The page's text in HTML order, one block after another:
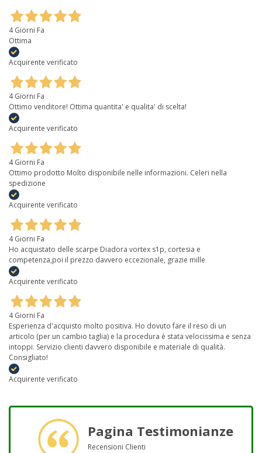
4 Giorni Fa
Ottima
Acquirente verificato
4 Giorni Fa
Ottimo venditore! Ottima quantita' e qualita' di scelta!
Acquirente verificato
4 Giorni Fa
Ottimo prodotto Molto disponibile nelle informazioni. Celeri nella
spedizione
Acquirente verificato
4 Giorni Fa
Ho acquistato delle scarpe Diadora vortex s1p, cortesia e
competenza,poi il prezzo davvero eccezionale, grazie mille
Acquirente verificato
4 Giorni Fa
Esperienza d'acquisto molto positiva. Ho dovuto fare il reso di un
articolo (per un cambio taglia) e la procedura è stata velocissima e senza
intoppi. Servizio clienti davvero disponibile e materiale di qualità.
Consigliato!
Acquirente verificato
Pagina Testimonianze
Recensioni Clienti